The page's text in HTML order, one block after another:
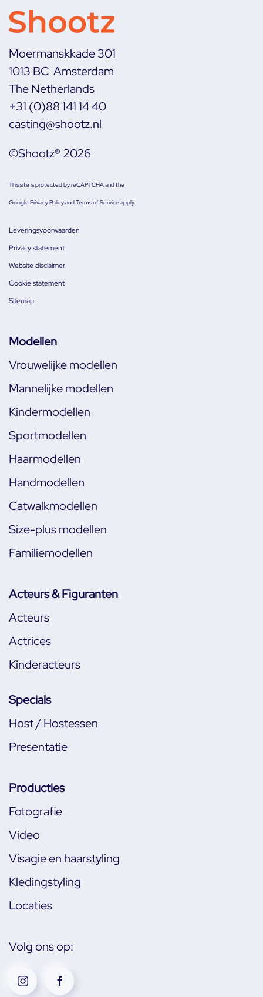
Moermanskkade 301
1013 BC Amsterdam
The Netherlands
+31 (0)88 141 14 40
casting@shootz.nl
©Shootz® 2026
This site is protected by reCAPTCHA and the
GooglePrivacy PolicyandTerms of Serviceapply.
Leveringsvoorwaarden
Privacy statement
Website disclaimer
Cookie statement
Sitemap
Modellen
Vrouwelijke modellen
Mannelijke modellen
Kindermodellen
Sportmodellen
Haarmodellen
Handmodellen
Catwalkmodellen
Size-plus modellen
Familiemodellen
Acteurs & Figuranten
Acteurs
Actrices
Kinderacteurs
Specials
Host / Hostessen
Presentatie
Producties
Fotografie
Video
Visagie en haarstyling
Kledingstyling
Locaties
Volg ons op: